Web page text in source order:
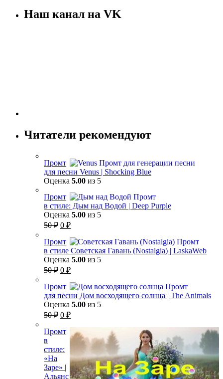
Наш канал на VK
Читатели рекомендуют
Промт
для песни Venus | Shocking Blue
Оценка 5.00 из 5
Промт
в стиле: Дым над Водой | Deep Purple
Оценка 5.00 из 5
50₽ Первоначальная
составляла
50 ₽.
0 ₽Текущая
0 ₽.
Промт
в стиле Советская Гавань (Nostalgia) | LaskaWeb
Оценка 5.00 из 5
50₽ Первоначальная
составляла
50 ₽.
0 ₽Текущая
0 ₽.
Промт
для песни Дом восходящего солнца | The Animals
Оценка 5.00 из 5
50₽ Первоначальная
составляла
50 ₽.
0 ₽Текущая
0 ₽.
Промт
в
стиле:
«На
Заре» |
Альянс